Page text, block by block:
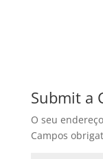
Submit a
O seu
Campos